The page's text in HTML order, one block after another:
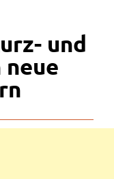
und